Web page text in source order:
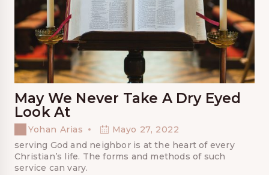
May We Never Take A Dry Eyed
Look At
Yohan Arias
Mayo 27, 2022
serving God and neighbor is at the heart of every
Christian’s life. The forms and methods of such
service can vary.